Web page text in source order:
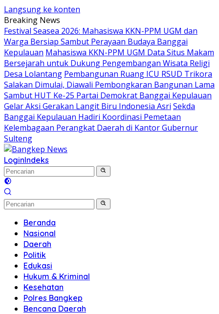
Langsung ke konten
Breaking News
Festival Seasea 2026: Mahasiswa KKN-PPM UGM dan
Warga Bersiap Sambut Perayaan Budaya Banggai
Kepulauan Mahasiswa KKN-PPM UGM Data Situs Makam
Bersejarah untuk Dukung Pengembangan Wisata Religi
Desa Lolantang Pembangunan Ruang ICU RSUD Trikora
Salakan Dimulai, Diawali Pembongkaran Bangunan Lama
Sambut HUT Ke-25 Partai Demokrat Banggai Kepulauan
Gelar Aksi Gerakan Langit Biru Indonesia Asri Sekda
Banggai Kepulauan Hadiri Koordinasi Pemetaan
Kelembagaan Perangkat Daerah di Kantor Gubernur
Sulteng
LoginIndeks
Beranda
Nasional
Daerah
Politik
Edukasi
Hukum & Kriminal
Kesehatan
Polres Bangkep
Bencana Daerah